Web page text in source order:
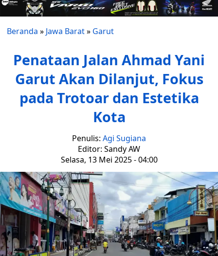
Beranda » Jawa Barat» Garut
Penataan Jalan Ahmad Yani
Garut Akan Dilanjut, Fokus
pada Trotoar dan Estetika
Kota
Penulis: Agi Sugiana
Editor: Sandy AW
Selasa, 13 Mei 2025 - 04:00